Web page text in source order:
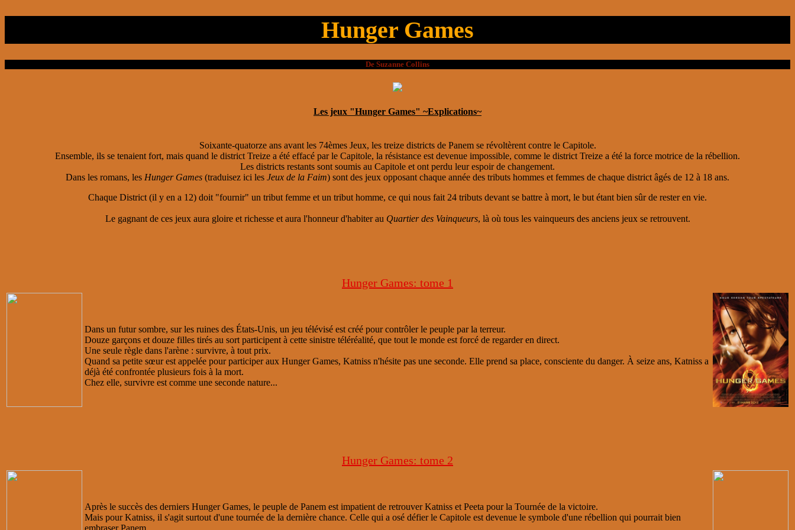
Hunger Games
De Suzanne Collins
Les jeux "Hunger Games" ~Explications~
Soixante-quatorze ans avant les 74èmes Jeux, les treize districts de Panem se révoltèrent contre le Capitole.
Ensemble, ils se tenaient fort, mais quand le district Treize a été effacé par le Capitole, la résistance est devenue impossible, comme le district Treize a été la force motrice de la rébellion.
Les districts restants sont soumis au Capitole et ont perdu leur espoir de changement.
Dans les romans, les Hunger Games (traduisez ici les Jeux de la Faim) sont des jeux opposant chaque année des tributs hommes et femmes de chaque district âgés de 12 à 18 ans.
Chaque District (il y en a 12) doit "fournir" un tribut femme et un tribut homme, ce qui nous fait 24 tributs devant se battre à mort, le but étant bien sûr de rester en vie.
Le gagnant de ces jeux aura gloire et richesse et aura l'honneur d'habiter au Quartier des Vainqueurs, là où tous les vainqueurs des anciens jeux se retrouvent.
Hunger Games: tome 1
Dans un futur sombre, sur les ruines des États-Unis, un jeu télévisé est créé pour contrôler le peuple par la terreur.
Douze garçons et douze filles tirés au sort participent à cette sinistre téléréalité, que tout le monde est forcé de regarder en direct.
Une seule règle dans l'arène : survivre, à tout prix.
Quand sa petite sœur est appelée pour participer aux Hunger Games, Katniss n'hésite pas une seconde. Elle prend sa place, consciente du danger. À seize ans, Katniss a
déjà été confrontée plusieurs fois à la mort.
Chez elle, survivre est comme une seconde nature...
Hunger Games: tome 2
Après le succès des derniers Hunger Games, le peuple de Panem est impatient de retrouver Katniss et Peeta pour la Tournée de la victoire.
Mais pour Katniss, il s'agit surtout d'une tournée de la dernière chance. Celle qui a osé défier le Capitole est devenue le symbole d'une rébellion qui pourrait bien